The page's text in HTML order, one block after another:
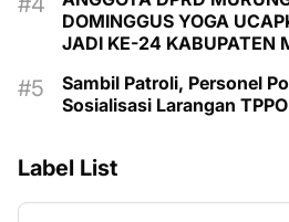
DOMINGGUS YOGA
JADI KE-24 KABUPATEN
Sambil Patroli, Personel
Sosialisasi Larangan TPPO
Label List